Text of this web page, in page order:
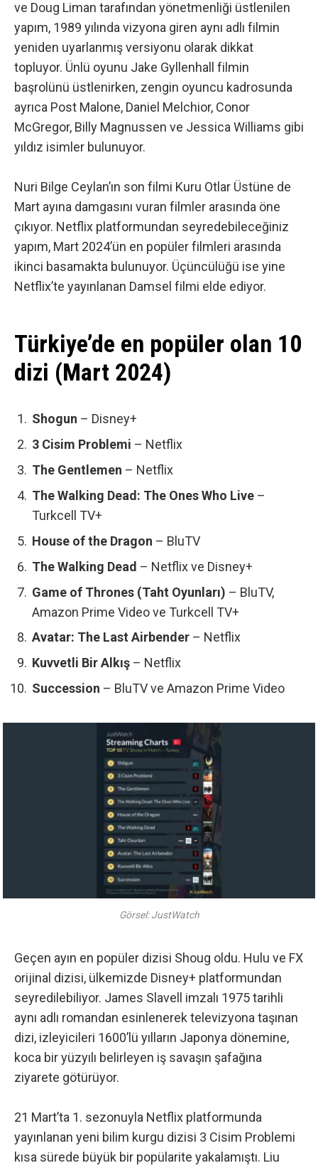
ve Doug Liman tarafından yönetmenliği üstlenilen
yapım, 1989 yılında vizyona giren aynı adlı filmin
yeniden uyarlanmış versiyonu olarak dikkat
topluyor. Ünlü oyunu Jake Gyllenhall filmin
başrolünü üstlenirken, zengin oyuncu kadrosunda
ayrıca Post Malone, Daniel Melchior, Conor
McGregor, Billy Magnussen ve Jessica Williams gibi
yıldız isimler bulunuyor.
Nuri Bilge Ceylan’ın son filmi Kuru Otlar Üstüne de
Mart ayına damgasını vuran filmler arasında öne
çıkıyor. Netflix platformundan seyredebileceğiniz
yapım, Mart 2024’ün en popüler filmleri arasında
ikinci basamakta bulunuyor. Üçüncülüğü ise yine
Netflix’te yayınlanan Damsel filmi elde ediyor.
Türkiye’de en popüler olan 10
dizi (Mart 2024)
Shogun – Disney+
3 Cisim Problemi – Netflix
The Gentlemen – Netflix
The Walking Dead: The Ones Who Live –
Turkcell TV+
House of the Dragon – BluTV
The Walking Dead – Netflix ve Disney+
Game of Thrones (Taht Oyunları) – BluTV,
Amazon Prime Video ve Turkcell TV+
Avatar: The Last Airbender – Netflix
Kuvvetli Bir Alkış – Netflix
Succession – BluTV ve Amazon Prime Video
Görsel: JustWatch
Geçen ayın en popüler dizisi Shoug oldu. Hulu ve FX
orijinal dizisi, ülkemizde Disney+ platformundan
seyredilebiliyor. James Slavell imzalı 1975 tarihli
aynı adlı romandan esinlenerek televizyona taşınan
dizi, izleyicileri 1600’lü yılların Japonya dönemine,
koca bir yüzyılı belirleyen iş savaşın şafağına
ziyarete götürüyor.
21 Mart’ta 1. sezonuyla Netflix platformunda
yayınlanan yeni bilim kurgu dizisi 3 Cisim Problemi
kısa sürede büyük bir popülarite yakalamıştı. Liu